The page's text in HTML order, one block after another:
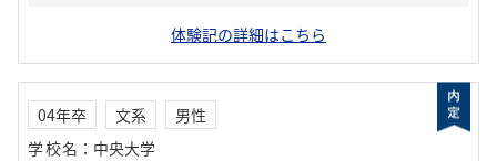
体験記の詳細はこちら
04年卒 文系
男性
学校名 ： 中央大学